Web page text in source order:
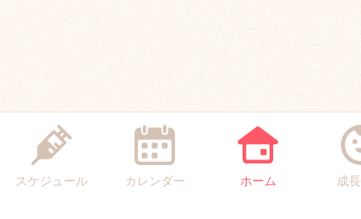
スケジュール カレンダー ホーム 成